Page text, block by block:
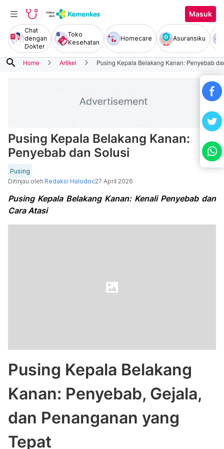
Masuk
Chat
dengan
Dokter
Toko
Kesehatan
Homecare Asuransiku
search Home Artikel Pusing Kepala Belakang Kanan: Penyebab
Pusing Kepala Belakang Kanan:
Penyebab dan Solusi
Pusing
Ditinjau oleh Redaksi Halodoc27 April 2026
Pusing Kepala Belakang Kanan: Kenali Penyebab dan
Cara Atasi
Pusing Kepala Belakang
Kanan: Penyebab, Gejala,
dan Penanganan yang
Tepat